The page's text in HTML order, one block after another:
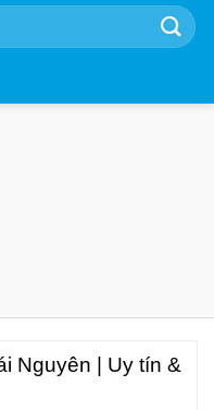
Nguyên | Uy tín &